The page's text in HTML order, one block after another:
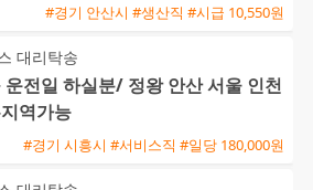
#경기 안산시 #생산직 #시급 10,550원
대리탁송
운전일 하실분/ 정왕 안산 서울 인천
역가능
#경기 시흥시 #서비스직 #일당 180,000원